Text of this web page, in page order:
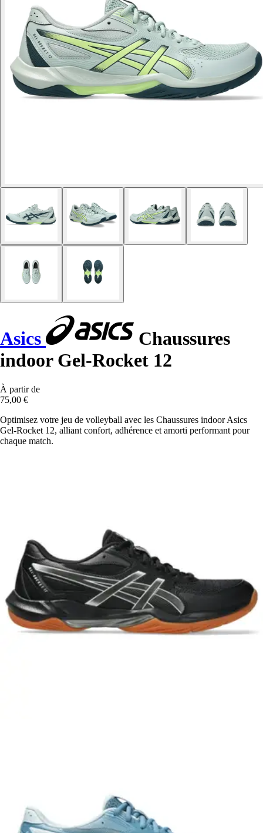
Asics
Chaussures
indoor Gel-Rocket 12
À partir de
75,00 €
Optimisez votre jeu de volleyball avec les Chaussures indoor Asics
Gel-Rocket 12, alliant confort, adhérence et amorti performant pour
chaque match.